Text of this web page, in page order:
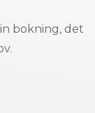
bokning, det